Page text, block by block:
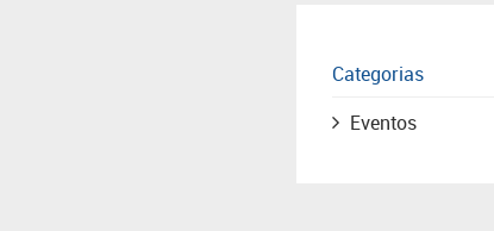
Categorias
Eventos